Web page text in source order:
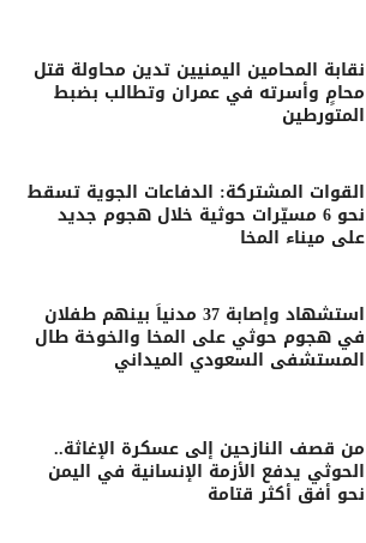
نقابة المحامين اليمنيين تدين محاولة قتل
محامٍ وأسرته في عمران وتطالب بضبط
المتورطين
القوات المشتركة: الدفاعات الجوية تسقط
نحو 6 مسيّرات حوثية خلال هجوم جديد
على ميناء المخا
استشهاد وإصابة 37 مدنياً بينهم طفلان
في هجوم حوثي على المخا والخوخة طال
المستشفى السعودي الميداني
من قصف النازحين إلى عسكرة الإغاثة..
الحوثي يدفع الأزمة الإنسانية في اليمن
نحو أفق أكثر قتامة